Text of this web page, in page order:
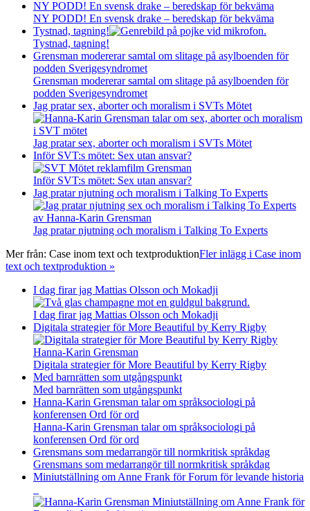
NY PODD! En svensk drake – beredskap för bekväma
NY PODD! En svensk drake – beredskap för bekväma
Tystnad, tagning!
Tystnad, tagning!
Grensman modererar samtal om slitage på asylboenden för
podden Sverigesyndromet
Grensman modererar samtal om slitage på asylboenden för
podden Sverigesyndromet
Jag pratar sex, aborter och moralism i SVTs Mötet
Jag pratar sex, aborter och moralism i SVTs Mötet
Inför SVT:s mötet: Sex utan ansvar?
Inför SVT:s mötet: Sex utan ansvar?
Jag pratar njutning och moralism i Talking To Experts
Jag pratar njutning och moralism i Talking To Experts
Mer från: Case inom text och textproduktionFler inlägg i Case inom
text och textproduktion »
I dag firar jag Mattias Olsson och Mokadji
I dag firar jag Mattias Olsson och Mokadji
Digitala strategier för More Beautiful by Kerry Rigby
Digitala strategier för More Beautiful by Kerry Rigby
Med barnrätten som utgångspunkt
Med barnrätten som utgångspunkt
Hanna-Karin Grensman talar om språksociologi på
konferensen Ord för ord
Hanna-Karin Grensman talar om språksociologi på
konferensen Ord för ord
Grensmans som medarrangör till normkritisk språkdag
Grensmans som medarrangör till normkritisk språkdag
Miniutställning om Anne Frank för Forum för levande historia